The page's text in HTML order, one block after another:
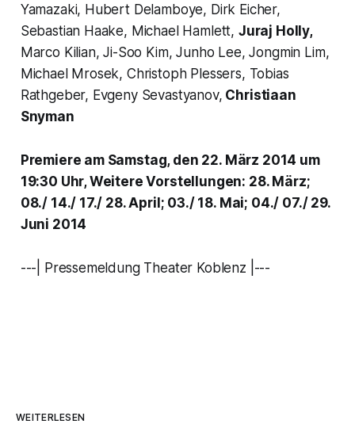
Yamazaki, Hubert Delamboye, Dirk Eicher,
Sebastian Haake, Michael Hamlett, Juraj Holly,
Marco Kilian, Ji-Soo Kim, Junho Lee, Jongmin Lim,
Michael Mrosek, Christoph Plessers, Tobias
Rathgeber, Evgeny Sevastyanov, Christiaan
Snyman
Premiere am Samstag, den 22. März 2014 um
19:30 Uhr, Weitere Vorstellungen: 28. März;
08./ 14./ 17./ 28. April; 03./ 18. Mai; 04./ 07./ 29.
Juni 2014
---| Pressemeldung Theater Koblenz |---
WEITERLESEN